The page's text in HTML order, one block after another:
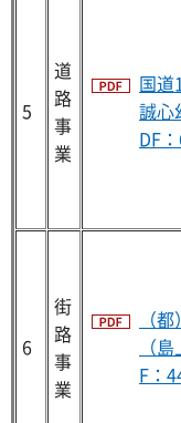
5
道
路
事
業
国道
誠心
DF
6
街
路
事
業
（
（
F：